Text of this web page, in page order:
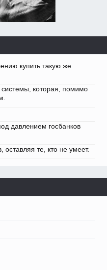
купить такую же
которая, помимо
давлением госбанков
те, кто не умеет.